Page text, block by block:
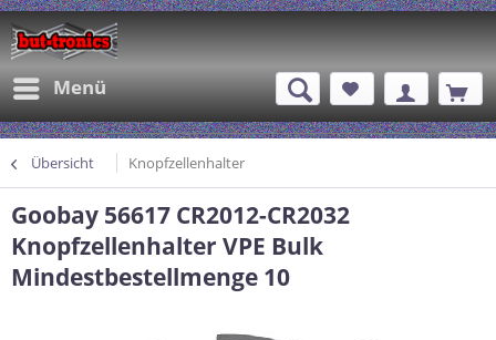
Menü
Übersicht Knopfzellenhalter
Goobay 56617 CR2012-CR2032
Knopfzellenhalter VPE Bulk
Mindestbestellmenge 10